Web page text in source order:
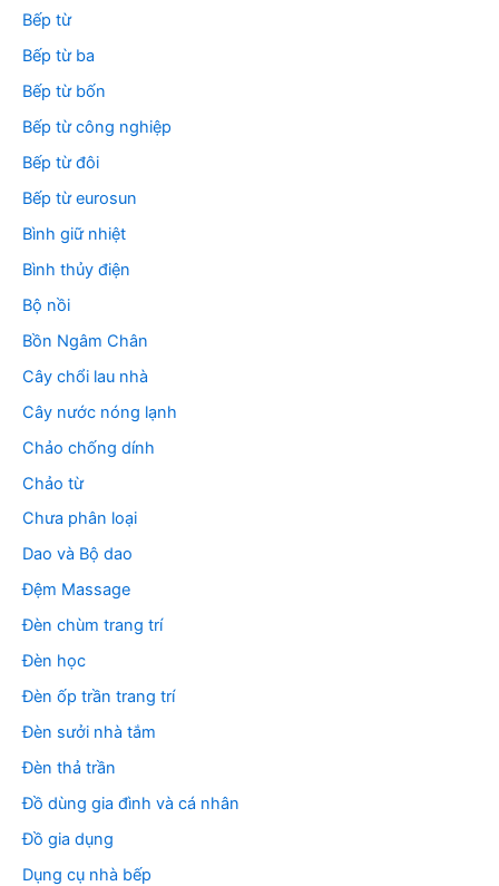
Bếp từ
Bếp từ ba
Bếp từ bốn
Bếp từ công nghiệp
Bếp từ đôi
Bếp từ eurosun
Bình giữ nhiệt
Bình thủy điện
Bộ nồi
Bồn Ngâm Chân
Cây chổi lau nhà
Cây nước nóng lạnh
Chảo chống dính
Chảo từ
Chưa phân loại
Dao và Bộ dao
Đệm Massage
Đèn chùm trang trí
Đèn học
Đèn ốp trần trang trí
Đèn sưởi nhà tắm
Đèn thả trần
Đồ dùng gia đình và cá nhân
Đồ gia dụng
Dụng cụ nhà bếp